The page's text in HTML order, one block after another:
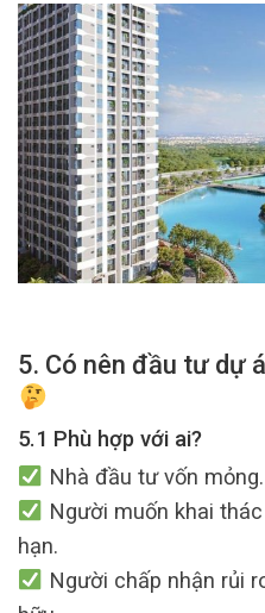
5. Có nên đầu tư dự
5.1 Phù hợp với ai?
Nhà đầu tư vốn mỏng.
Người muốn khai
hạn.
Người chấp nhận rủi